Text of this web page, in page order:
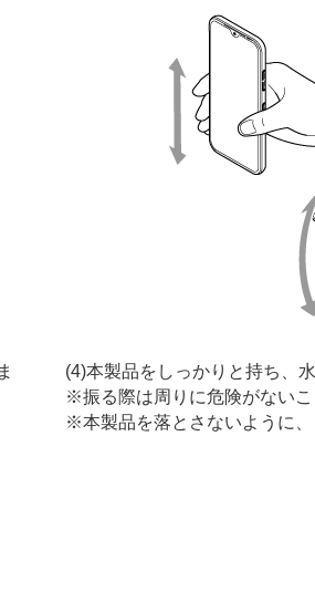
(4)本製品をしっかりと持ち、
振る際は周りに危険がない
本製品を落とさないように